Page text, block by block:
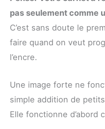
pas seulement comme
C’est sans doute le
faire quand on veut
l’encre.
Une image forte ne
simple addition de
Elle fonctionne d’abord